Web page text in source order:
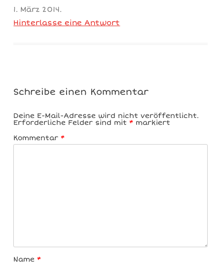
1. März 2014.
Hinterlasse eine Antwort
Schreibe einen Kommentar
Deine E-Mail-Adresse wird nicht veröffentlicht.
Erforderliche Felder sind mit* markiert
Kommentar*
Name*